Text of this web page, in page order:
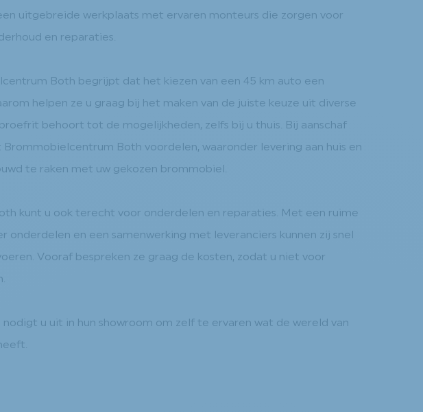
uitgebreide werkplaats met ervaren monteurs die zorgen voor
en reparaties.
Both begrijpt dat het kiezen van een 45 km auto een
helpen ze u graag bij het maken van de juiste keuze uit diverse
behoort tot de mogelijkheden, zelfs bij u thuis. Bij aanschaf
Both voordelen, waaronder levering aan huis en
te raken met uw gekozen brommobiel.
kunt u ook terecht voor onderdelen en reparaties. Met een ruime
onderdelen en een samenwerking met leveranciers kunnen zij snel
Vooraf bespreken ze graag de kosten, zodat u niet voor
u uit in hun showroom om zelf te ervaren wat de wereld van